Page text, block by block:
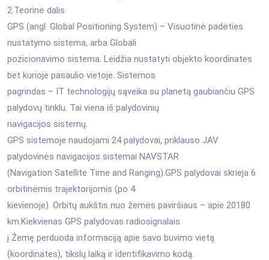
2.Teorinė dalis
GPS (angl. Global Positioning System) – Visuotinė padėties
nustatymo sistema, arba Globali
pozicionavimo sistema. Leidžia nustatyti objekto koordinates
bet kurioje pasaulio vietoje. Sistemos
pagrindas – IT technologijų sąveika su planetą gaubiančiu GPS
palydovų tinklu. Tai viena iš palydovinių
navigacijos sistemų.
GPS sistemoje naudojami 24 palydovai, priklauso JAV
palydovinės navigacijos sistemai NAVSTAR
(Navigation Satellite Time and Ranging).GPS palydovai skrieja 6
orbitinėmis trajektorijomis (po 4
kievienoje). Orbitų aukštis nuo žemės paviršiaus – apie 20180
km.Kiekvienas GPS palydovas radiosignalais
į Žemę perduoda informaciją apie savo buvimo vietą
(koordinates), tikslų laiką ir identifikavimo kodą.